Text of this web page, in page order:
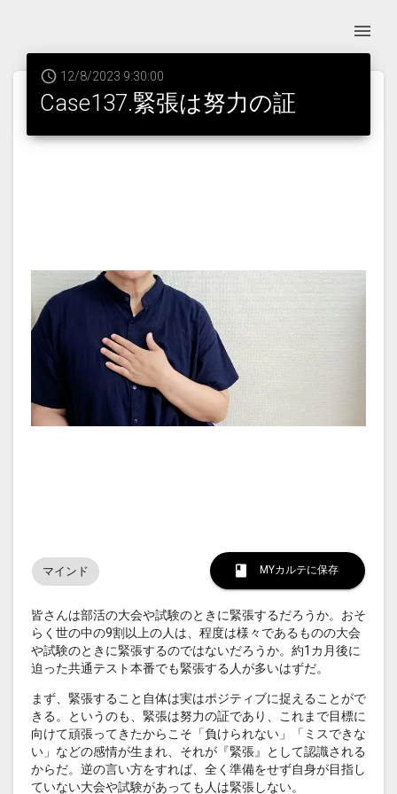
12/8/2023 9:30:00
Case137.緊張は努力の証
マインド MYカルテに保存
皆さんは部活の大会や試験のときに緊張するだろうか。おそ
らく世の中の9割以上の人は、程度は様々であるものの大会
や試験のときに緊張するのではないだろうか。約1カ月後に
迫った共通テスト本番でも緊張する人が多いはずだ。
まず、緊張すること自体は実はポジティブに捉えることがで
きる。というのも、緊張は努力の証であり、これまで目標に
向けて頑張ってきたからこそ「負けられない」「ミスできな
い」などの感情が生まれ、それが『緊張』として認識される
からだ。逆の言い方をすれば、全く準備をせず自身が目指し
ていない大会や試験があっても人は緊張しない。